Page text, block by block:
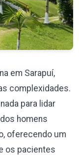
em Sarapuí,
complexidades.
para lidar
homens
oferecendo um
os pacientes